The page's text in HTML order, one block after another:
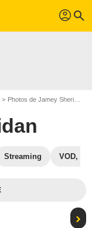
profil search
Photos de Jamey Sheridan
Streaming VOD,